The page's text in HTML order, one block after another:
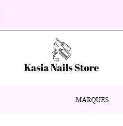
MARQUES